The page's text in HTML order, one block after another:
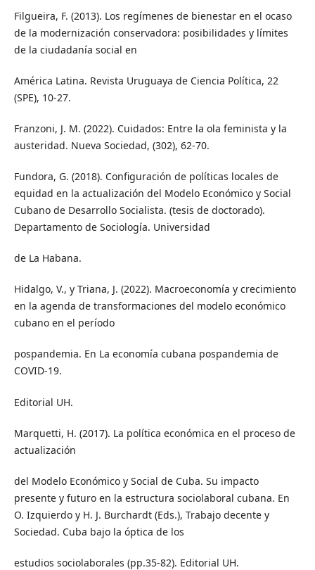
Filgueira, F. (2013). Los regímenes de bienestar en el ocaso
de la modernización conservadora: posibilidades y límites
de la ciudadanía social en
América Latina. Revista Uruguaya de Ciencia Política, 22
(SPE), 10-27.
Franzoni, J. M. (2022). Cuidados: Entre la ola feminista y la
austeridad. Nueva Sociedad, (302), 62-70.
Fundora, G. (2018). Configuración de políticas locales de
equidad en la actualización del Modelo Económico y Social
Cubano de Desarrollo Socialista. (tesis de doctorado).
Departamento de Sociología. Universidad
de La Habana.
Hidalgo, V., y Triana, J. (2022). Macroeconomía y crecimiento
en la agenda de transformaciones del modelo económico
cubano en el período
pospandemia. En La economía cubana pospandemia de
COVID-19.
Editorial UH.
Marquetti, H. (2017). La política económica en el proceso de
actualización
del Modelo Económico y Social de Cuba. Su impacto
presente y futuro en la estructura sociolaboral cubana. En
O. Izquierdo y H. J. Burchardt (Eds.), Trabajo decente y
Sociedad. Cuba bajo la óptica de los
estudios sociolaborales (pp.35-82). Editorial UH.